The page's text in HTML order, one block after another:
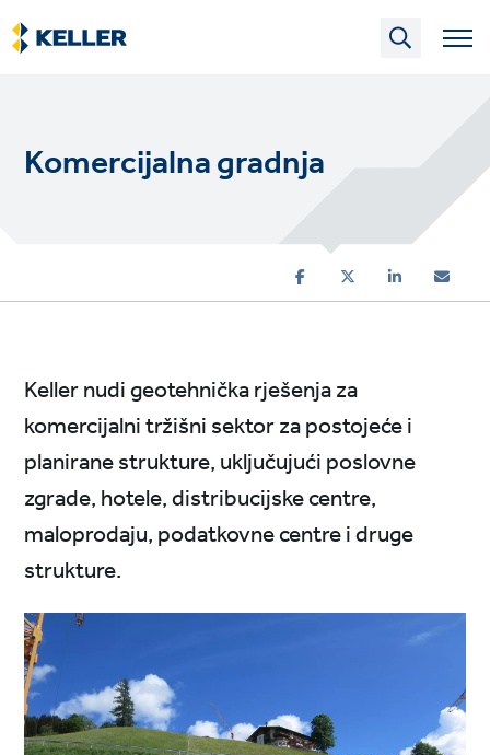
Skip
to
main
Komercijalna gradnja
Keller nudi geotehnička rješenja za
komercijalni tržišni sektor za postojeće i
planirane strukture, uključujući poslovne
zgrade, hotele, distribucijske centre,
maloprodaju, podatkovne centre i druge
strukture.